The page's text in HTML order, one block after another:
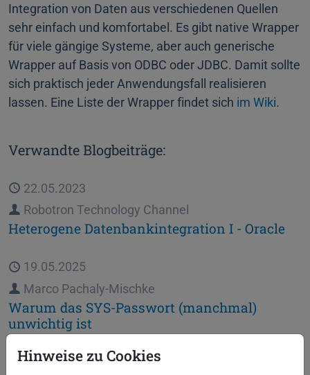
Integration von Daten aus verschiedenen Quellen
sehr einfach und komfortabel. Es gibt native Wrapper
für viele gängige Systeme, aber auch generische
Wrapper auf Basis von ODBC oder JDBC. Damit sollte
sich praktisch jeder Anwendungsfall realisieren
lassen. Eine Liste der Wrapper findet sich im Wiki.
Verwandte Blogbeiträge:
Veröffentlicht
22.05.2023
Autor
Robotron Technology Channel
Heterogene Datenbankintegration I - Oracle
Veröffentlicht
19.05.2025
Autor
Marco Pachaly-Mischke
Warum das SYS-Passwort (manchmal)
unwichtig ist
Veröffentlicht
13.02.2024
Hinweise zu Cookies